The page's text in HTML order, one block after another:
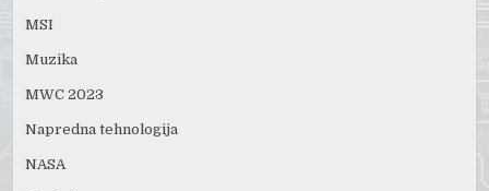
MSI
Muzika
MWC 2023
Napredna tehnologija
NASA